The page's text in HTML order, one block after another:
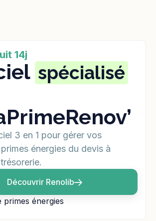
14j
spécialisé
3 en 1 pour gérer vos
énergies du devis à
Découvrir Renolib